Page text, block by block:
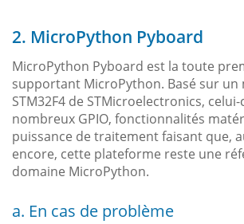
2. MicroPython Pyboard
MicroPython Pyboard est la toute
supportant MicroPython. Basé sur
STM32F4 de STMicroelectronics,
nombreux GPIO, fonctionnalités
puissance de traitement faisant que,
encore, cette plateforme reste une
domaine MicroPython.
a. En cas de problème